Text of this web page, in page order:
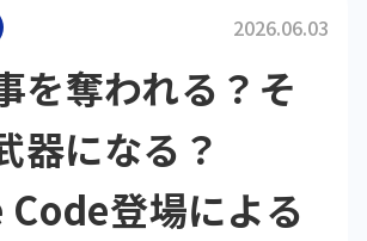
2026.06.03
を奪われる？そ
器になる？
登場による